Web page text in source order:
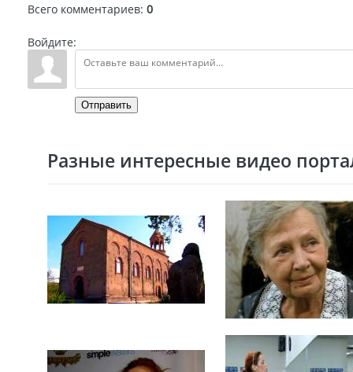
Всего комментариев: 0
Войдите:
Отправить
Разные интересные видео